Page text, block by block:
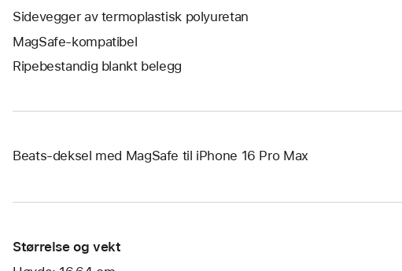
Sidevegger av termoplastisk polyuretan
MagSafe-kompatibel
Ripebestandig blankt belegg
Beats-deksel med MagSafe til iPhone 16 Pro Max
Størrelse og vekt